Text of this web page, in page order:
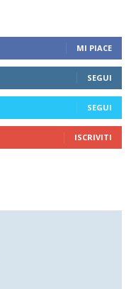
MI PIACE
SEGUI
SEGUI
ISCRIVITI